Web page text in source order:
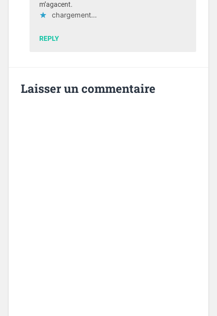
m’agacent.
chargement…
REPLY
Laisser un commentaire